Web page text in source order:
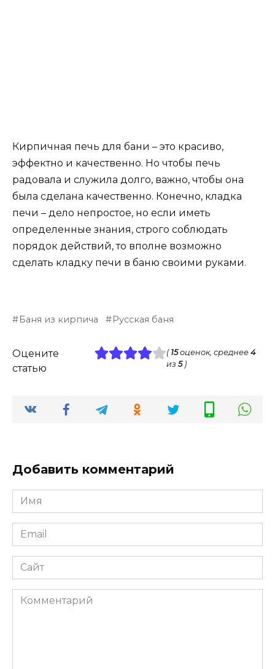
Кирпичная печь для бани – это красиво,
эффектно и качественно. Но чтобы печь
радовала и служила долго, важно, чтобы она
была сделана качественно. Конечно, кладка
печи – дело непростое, но если иметь
определенные знания, строго соблюдать
порядок действий, то вполне возможно
сделать кладку печи в баню своими руками.
Баня из кирпича Русская баня
Оцените
статью
( 15оценок, среднее 4
из 5)
Добавить комментарий
Имя
*
Email
*
Сайт
Комментарий